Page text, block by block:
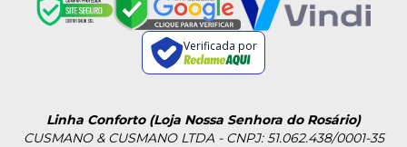
Verificada por
Linha Conforto (Loja Nossa Senhora do Rosário)
CUSMANO & CUSMANO LTDA - CNPJ: 51.062.438/0001-35